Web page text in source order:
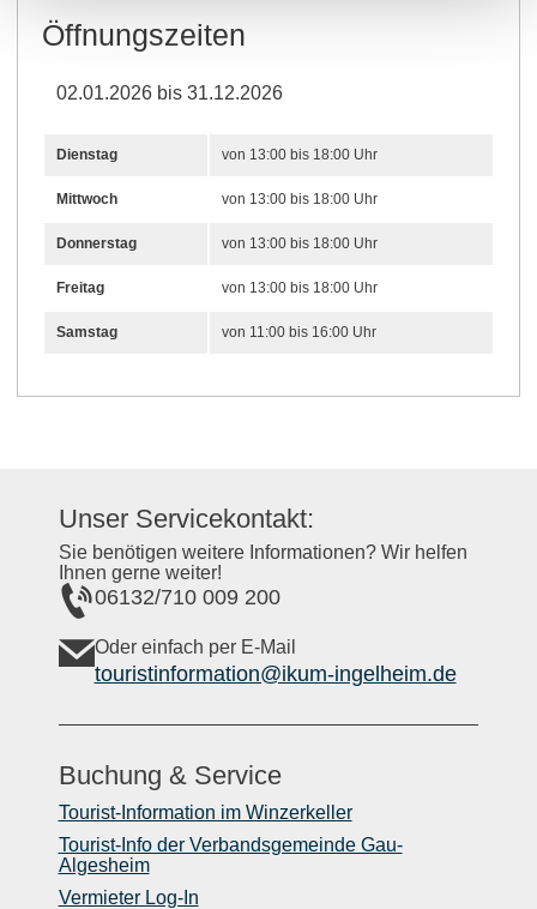
Öffnungszeiten
02.01.2026 bis 31.12.2026
Dienstag von 13:00 bis 18:00 Uhr
Mittwoch von 13:00 bis 18:00 Uhr
Donnerstag von 13:00 bis 18:00 Uhr
Freitag von 13:00 bis 18:00 Uhr
Samstag von 11:00 bis 16:00 Uhr
Unser Servicekontakt:
Sie benötigen weitere Informationen? Wir helfen
Ihnen gerne weiter!
06132/710 009 200
Oder einfach per E-Mail
touristinformation@ikum-ingelheim.de
Buchung & Service
Tourist-Information im Winzerkeller
Tourist-Info der Verbandsgemeinde Gau-
Algesheim
Vermieter Log-In